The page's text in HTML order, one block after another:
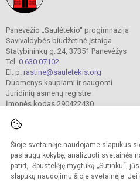
Šioje svetainėje naudojame slapukus
paslaugų kokybę, analizuoti svetainės
patirtį. Spustelėję mygtuką „Sutinku“,
slapukų naudojimu šioje svetainėje.
Panevėžio „Saulėtekio“ progimnazija
Savivaldybės biudžetinė įstaiga
Statybininkų g. 24, 37351 Panevėžys
Tel. 0 630 07102
El. p. rastine@sauletekis.org
Duomenys kaupiami ir saugomi
Juridinių asmenų registre
Įmonės kodas 290422430
© 2022. Panevėžio „Saulėtekio“
Kopijuoti turinį be raštiško
Prieinamumo paraiška